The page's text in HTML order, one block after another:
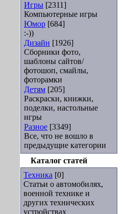
Игры [2311]
Компьютерные игры
Юмор [684]
:-))
Дизайн [1926]
Сборники фото,
шаблоны сайтов/
фотошоп, смайлы,
фоторамки
Детям [205]
Раскраски, книжки,
поделки, настольные
игры
Разное [3349]
Все, что не вошло в
предыдущие категории
Каталог статей
Техника [0]
Статьи о автомобилях,
военной технике и
других технических
устройствах